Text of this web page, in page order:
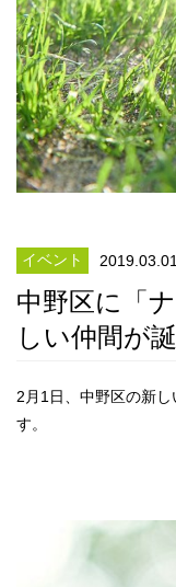
イベント 2019.03.01
中野区に「
しい仲間が
2月1日、中野区の新
す。